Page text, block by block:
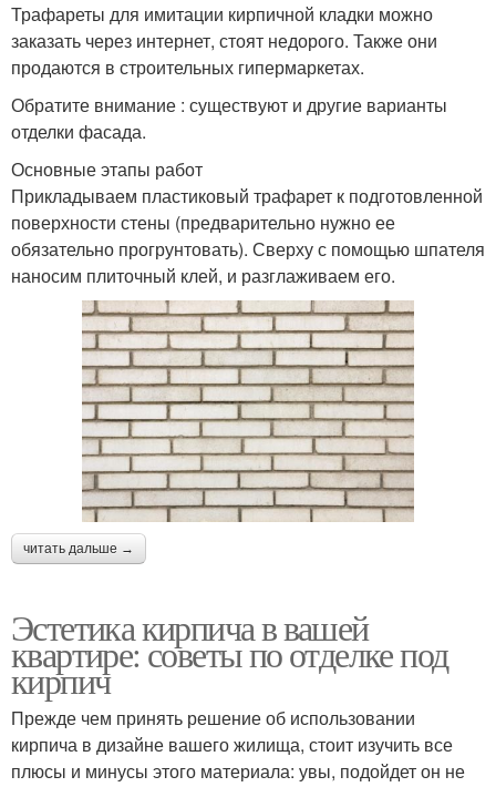
Трафареты для имитации кирпичной кладки можно
заказать через интернет, стоят недорого. Также они
продаются в строительных гипермаркетах.
Обратите внимание : существуют и другие варианты
отделки фасада.
Основные этапы работ
Прикладываем пластиковый трафарет к подготовленной
поверхности стены (предварительно нужно ее
обязательно прогрунтовать). Сверху с помощью шпателя
наносим плиточный клей, и разглаживаем его.
читать дальше →
Эстетика кирпича в вашей
квартире: советы по отделке под
кирпич
Прежде чем принять решение об использовании
кирпича в дизайне вашего жилища, стоит изучить все
плюсы и минусы этого материала: увы, подойдет он не